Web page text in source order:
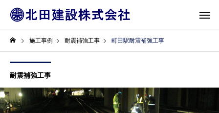
施工事例 耐震補強工事 町田駅耐震補強工事
耐震補強工事